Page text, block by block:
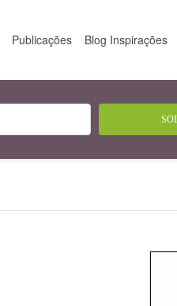
Publicações Blog Inspirações